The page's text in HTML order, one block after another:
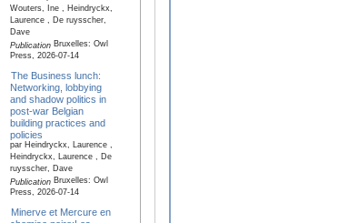
Wouters, Ine , Heindryckx,
Laurence , De ruysscher,
Dave
PublicationBruxelles: Owl
Press, 2026-07-14
The Business lunch:
Networking, lobbying
and shadow politics in
post-war Belgian
building practices and
policies
par Heindryckx, Laurence ,
Heindryckx, Laurence , De
ruysscher, Dave
PublicationBruxelles: Owl
Press, 2026-07-14
Minerve et Mercure en